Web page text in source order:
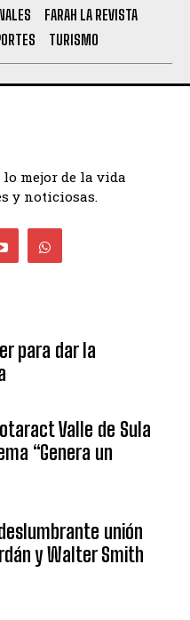
FARAH LA REVISTA
TURISMO
mejor de la vida
y noticiosas.
para dar la
Valle de Sula
“Genera un
unión
y Walter Smith